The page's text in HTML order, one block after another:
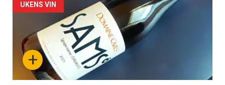
Forsiden
akkurat
nå+
UKENS VIN